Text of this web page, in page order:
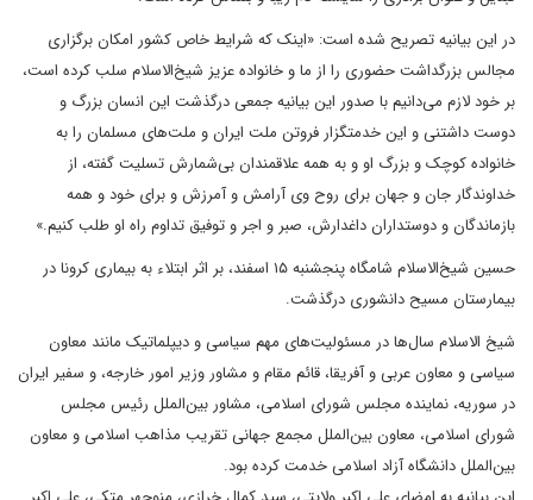
در این بیانیه تصریح شده است: «اینک که شرایط خاص کشور امکان برگزاری
مجالس بزرگداشت حضوری را از ما و خانواده عزیز شیخ‌الاسلام سلب کرده است،
بر خود لازم می‌دانیم با صدور این بیانیه جمعی درگذشت این انسان بزرگ و
دوست داشتنی و این خدمتگزار فروتن ملت ایران و ملت‌های مسلمان را به
خانواده کوچک و بزرگ او و به همه علاقمندان بی‌شمارش تسلیت گفته، از
خداوندگار جان و جهان برای روح وی آرامش و آمرزش و برای خود و همه
بازماندگان و دوستداران داغدارش، صبر و اجر و توفیق تداوم راه او طلب کنیم.»
حسین شیخ‌الاسلام شامگاه پنجشنبه ۱۵ اسفند، بر اثر ابتلاء به بیماری کرونا در
بیمارستان مسیح دانشوری درگذشت.
شیخ الاسلام سال‌ها در مسئولیت‌های مهم سیاسی و دیپلماتیک مانند معاون
سیاسی و معاون عربی و آفریقا، قائم مقام و مشاور وزیر امور خارجه، و سفیر ایران
در سوریه، نماینده مجلس شورای اسلامی، مشاور بین‌الملل رئیس مجلس
شورای اسلامی، معاون بین‌الملل مجمع جهانی تقریب مذاهب اسلامی و معاون
بین‌الملل دانشگاه آزاد اسلامی خدمت کرده بود.